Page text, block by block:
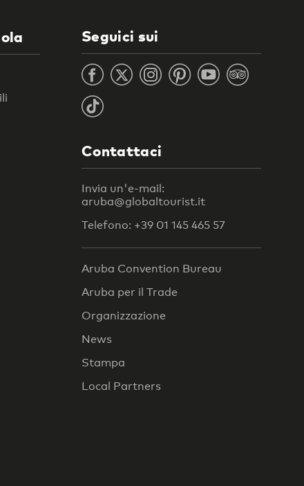
Seguici sui
Contattaci
Invia un'e-mail:
aruba@globaltourist.it
Telefono: +39 01 145 465 57
Aruba Convention Bureau
Aruba per il Trade
Organizzazione
News
Stampa
Local Partners